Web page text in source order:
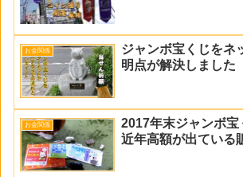
お金関係
ジャンボ宝くじをネ
明点が解決しました
お金関係
2017年末ジャンボ
近年高額が出ている